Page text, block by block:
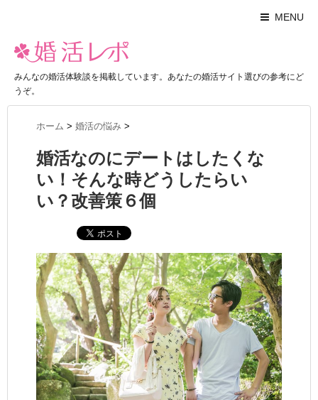
MENU
みんなの婚活体験談を掲載しています。あなたの婚活サイト選びの参考にど
うぞ。
ホーム > 婚活の悩み >
婚活なのにデートはしたくな
い！そんな時どうしたらい
い？改善策６個